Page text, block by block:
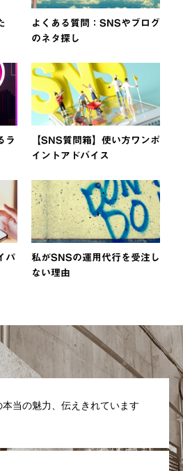
よくある質問：SNSやブログ
のネタ探し
ラ
【SNS質問箱】使い方ワンポ
イントアドバイス
パ
私がSNSの運用代行を受注し
ない理由
本当の魅力、伝えきれています